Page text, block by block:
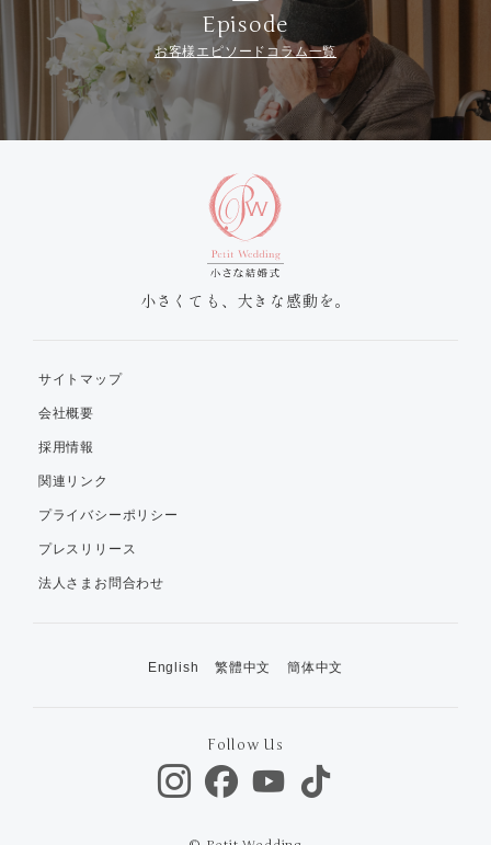
Episode
お客様エピソードコラム一覧
小さくても、大きな感動を。
サイトマップ
会社概要
採用情報
関連リンク
プライバシーポリシー
プレスリリース
法人さまお問合わせ
English 繁體中文 簡体中文
Follow Us